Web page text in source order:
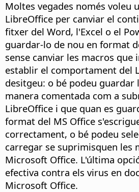
Moltes vegades només voleu
LibreOffice per canviar el
fitxer del Word, l'Excel o el
guardar-lo de nou en format
sense canviar les macros que
establir el comportament del
desitgeu: o bé podeu guardar
manera comentada com a
LibreOffice i que quan es
format del MS Office
correctament, o bé podeu
carregar se suprimisquen les
Microsoft Office. L'última
efectiva contra els virus en
Microsoft Office.